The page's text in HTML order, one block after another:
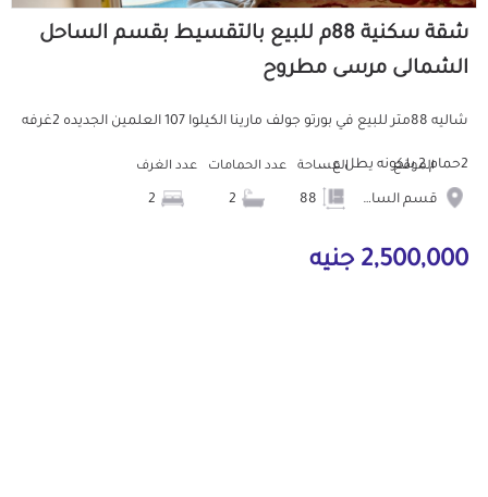
شقة سكنية 88م للبيع بالتقسيط بقسم الساحل
الشمالى مرسى مطروح
شاليه 88متر للبيع في بورتو جولف مارينا الكيلوا 107 العلمين الجديده 2غرفه
2حمام 2 بلكونه يطل ع... الموقع
قسم الساحل الشمالى
المساحة عدد الحمامات عدد الغرف
2,500,000 جنيه